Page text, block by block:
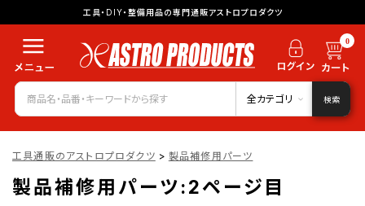
工具・DIY・整備用品の専門通販アストロプロダクツ
0
全カテゴリ 検索
工具通販のアストロプロダクツ > 製品補修用パーツ
製品補修用パーツ:2ページ目